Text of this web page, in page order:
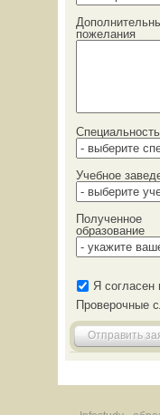
пожелания
Специальность
Учебное
Полученное
образование
Я согласен
Проверочные
Отправить